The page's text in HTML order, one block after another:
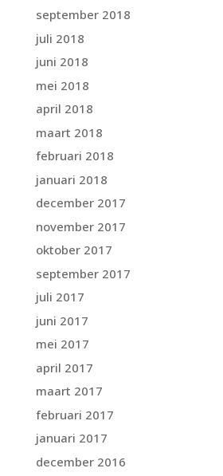
september 2018
juli 2018
juni 2018
mei 2018
april 2018
maart 2018
februari 2018
januari 2018
december 2017
november 2017
oktober 2017
september 2017
juli 2017
juni 2017
mei 2017
april 2017
maart 2017
februari 2017
januari 2017
december 2016